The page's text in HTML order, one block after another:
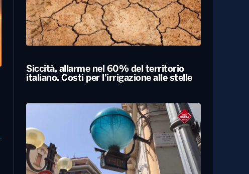
Siccità, allarme nel 60% del territorio
italiano. Costi per l’irrigazione alle stelle